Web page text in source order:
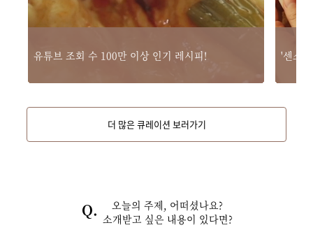
유튜브 조회 수 100만 이상 인기 레시피! '센스
더 많은 큐레이션 보러가기
오늘의 주제, 어떠셨나요?
소개받고 싶은 내용이 있다면?